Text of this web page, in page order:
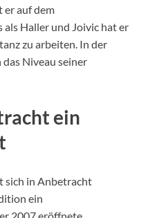
auf dem
Haller und Joivic hat er
zu arbeiten. In der
Niveau seiner
ein
sich in Anbetracht
ein
2007 eröffnete